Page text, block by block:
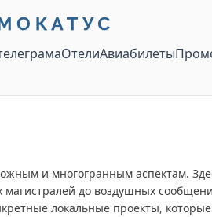
ОтелиАвиабилеты
и многогранным аспектам.
до воздушных
локальные проекты,